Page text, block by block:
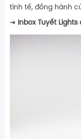
tinh tế, đồng hành
➔ Inbox Tuyết